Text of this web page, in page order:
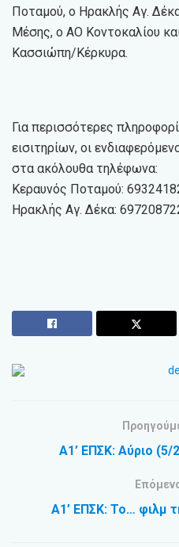
Ποταμού, ο Ηρακλής Αγ.
Μέσης, ο ΑΟ Κοντοκαλίου
Κασσιώπη/Κέρκυρα.
Για περισσότερες
εισιτηρίων, οι
στα ακόλουθα τηλέφωνα:
Κεραυνός Ποταμού:
Ηρακλής Αγ. Δέκα:
Α1’ ΕΠΣΚ: Αύριο
Α1’ ΕΠΣΚ: Το… φιλμ